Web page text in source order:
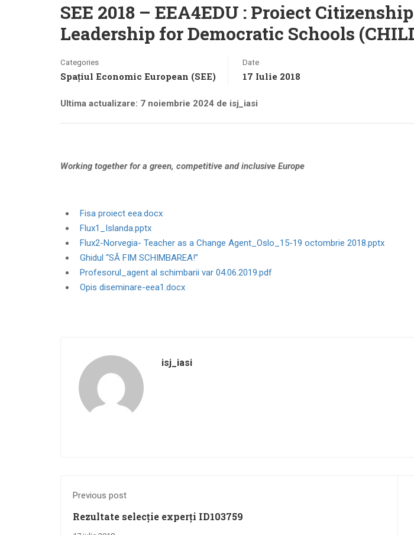
SEE 2018 – EEA4EDU : Proiect
Leadership for Democratic Schools
Categories
Spațiul Economic European (SEE)
Date
17 Iulie 2018
Ultima actualizare: 7 noiembrie 2024 de isj_iasi
Working together for a green, competitive andinclusive Europe
Fisa proiect eea.docx
Flux1_Islanda.pptx
Flux2-Norvegia- Teacher as a Change Agent_Oslo_15-19 octombrie 2018.pptx
Ghidul “SĂ FIM SCHIMBAREA!”
Profesorul_agent al schimbarii var 04.06.2019.pdf
Opis diseminare-eea1.docx
isj_iasi
Previous post
Rezultate selecţie experţi ID103759